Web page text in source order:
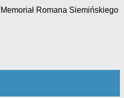
Romana Siemińskiego